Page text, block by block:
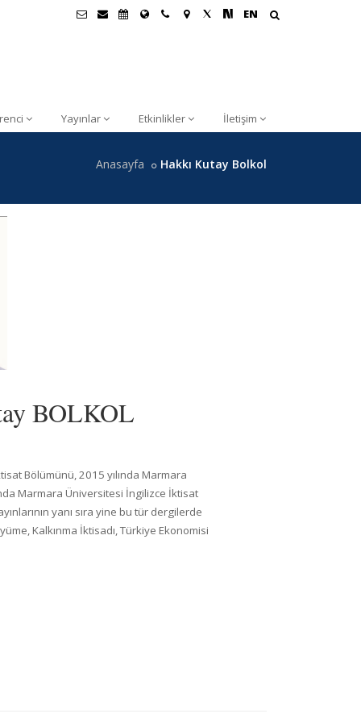
EN
Yayınlar Etkinlikler İletişim
Anasayfa Hakkı Kutay Bolkol
BOLKOL
Bölümünü, 2015 yılında Marmara
Marmara Üniversitesi İngilizce İktisat
yanı sıra yine bu tür dergilerde
Kalkınma İktisadı, Türkiye Ekonomisi